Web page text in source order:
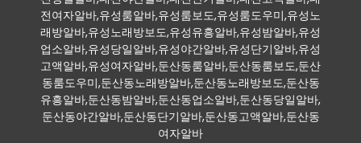
전여자알바,유성룸알바,유성룸보도,유성룸도우미,유성노
래방알바,유성노래방보도,유성유흥알바,유성밤알바,유성
업소알바,유성당일알바,유성야간알바,유성단기알바,유성
고액알바,유성여자알바,둔산동룸알바,둔산동룸보도,둔산
동룸도우미,둔산동노래방알바,둔산동노래방보도,둔산동
유흥알바,둔산동밤알바,둔산동업소알바,둔산동당일알바,
둔산동야간알바,둔산동단기알바,둔산동고액알바,둔산동
여자알바